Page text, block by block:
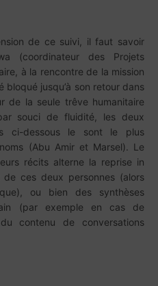
de ce suivi, il faut savoir
(coordinateur des Projets
à la rencontre de la mission
bloqué jusqu’à son retour dans
de la seule trêve humanitaire
souci de fluidité, les deux
ci-dessous le sont le plus
(Abu Amir et Marsel). Le
récits alterne la reprise in
ces deux personnes (alors
ou bien des synthèses
(par exemple en cas de
contenu de conversations